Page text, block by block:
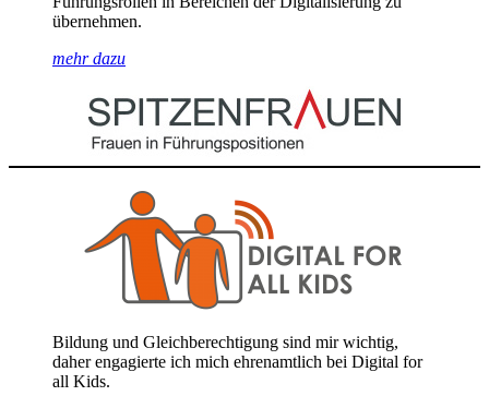
übernehmen.
mehr dazu
Bildung und Gleichberechtigung sind mir wichtig,
daher engagierte ich mich ehrenamtlich bei Digital for
all Kids.